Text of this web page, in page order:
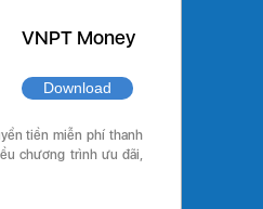
VNPT Money
Download
tiền miễn phí thanh
chương trình ưu đãi,